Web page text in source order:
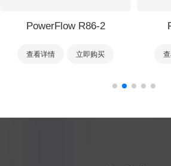
PowerFlow R86-2
查看详情 立即购买